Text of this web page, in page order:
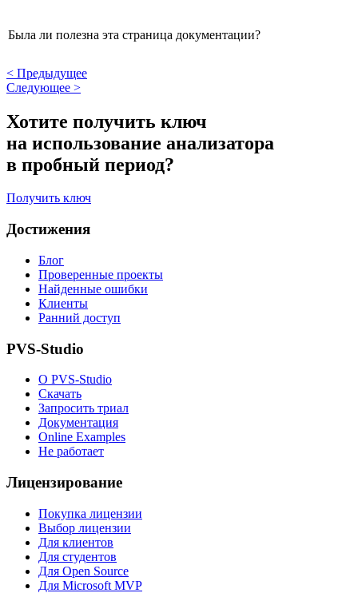
Была ли полезна эта страница документации?
< Предыдущее
Следующее >
Хотите получить ключ
на использование анализатора
в пробный период?
Получить ключ
Достижения
Блог
Проверенные проекты
Найденные ошибки
Клиенты
Ранний доступ
PVS-Studio
О PVS-Studio
Скачать
Запросить триал
Документация
Online Examples
Не работает
Лицензирование
Покупка лицензии
Выбор лицензии
Для клиентов
Для студентов
Для Open Source
Для Microsoft MVP